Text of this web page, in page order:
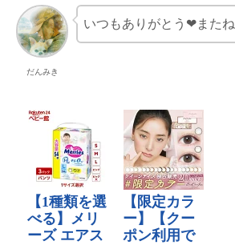
だんみき
いつもありがとう❤またね